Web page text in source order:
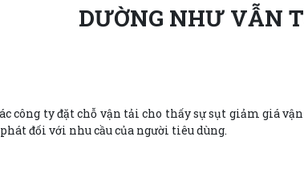
DƯỜNG NHƯ VẪN
công ty đặt chỗ vận tải cho thấy sự sụt giảm giá
đối với nhu cầu của người tiêu dùng.